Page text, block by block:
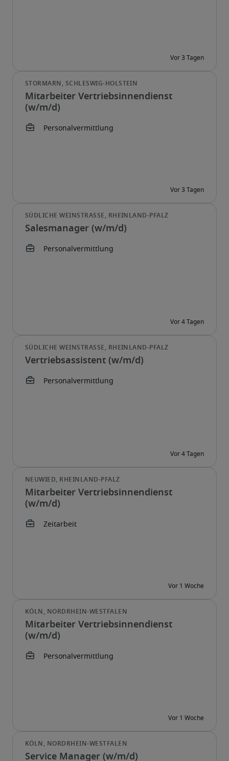
Mitarbeiter Vertriebsinnendienst
(w/m/d)
Salesmanager (w/m/d)
Vertriebsassistent (w/m/d)
Mitarbeiter Vertriebsinnendienst
(w/m/d)
Mitarbeiter Vertriebsinnendienst
(w/m/d)
Service Manager (w/m/d)